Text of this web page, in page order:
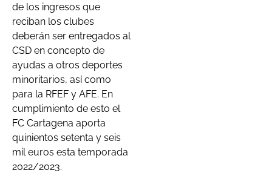
de los ingresos que
reciban los clubes
deberán ser entregados al
CSD en concepto de
ayudas a otros deportes
minoritarios, así como
para la RFEF y AFE. En
cumplimiento de esto el
FC Cartagena aporta
quinientos setenta y seis
mil euros esta temporada
2022/2023.